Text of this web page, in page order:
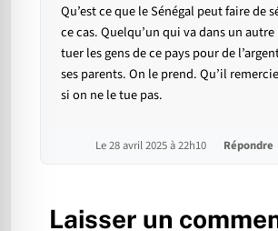
Qu’est ce que le Sénégal peut faire de
ce cas. Quelqu’un qui va dans un
tuer les gens de ce pays pour de
ses parents. On le prend. Qu’il
si on ne le tue pas.
Le 28 avril 2025 à 22h10 Répondre
Laisser un